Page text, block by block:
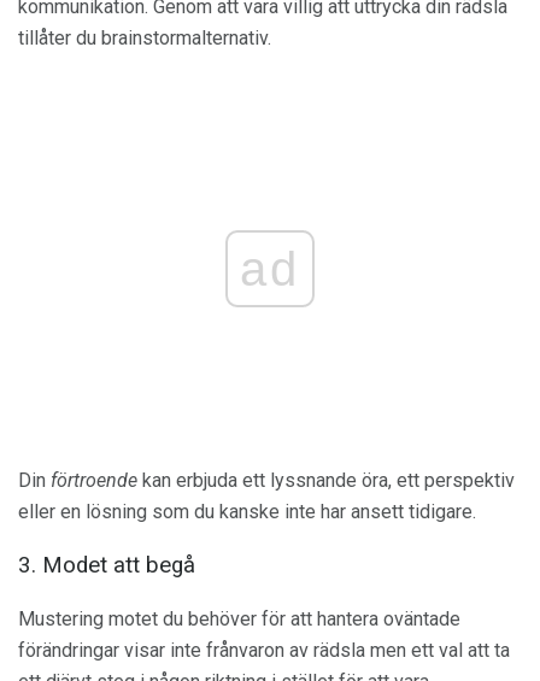
kommunikation. Genom att vara villig att uttrycka din rädsla
tillåter du brainstormalternativ.
ad
Din förtroende kan erbjuda ett lyssnande öra, ett perspektiv
eller en lösning som du kanske inte har ansett tidigare.
3. Modet att begå
Mustering motet du behöver för att hantera oväntade
förändringar visar inte frånvaron av rädsla men ett val att ta